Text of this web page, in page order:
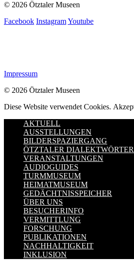
© 2026 Ötztaler Museen
Facebook InstagramYoutube
Impressum
© 2026 Ötztaler Museen
Diese Website verwendet Cookies.
AKTUELL
AUSSTELLUNGEN
BILDERSPAZIERGANG
ÖTZTALER
VERANSTALTUNGEN
AUDIOGUIDES
TURMMUSEUM
HEIMATMUSEUM
GEDÄCHTNISSPEICHER
ÜBER UNS
BESUCHERINFO
VERMITTLUNG
FORSCHUNG
PUBLIKATIONEN
NACHHALTIGKEIT
INKLUSION